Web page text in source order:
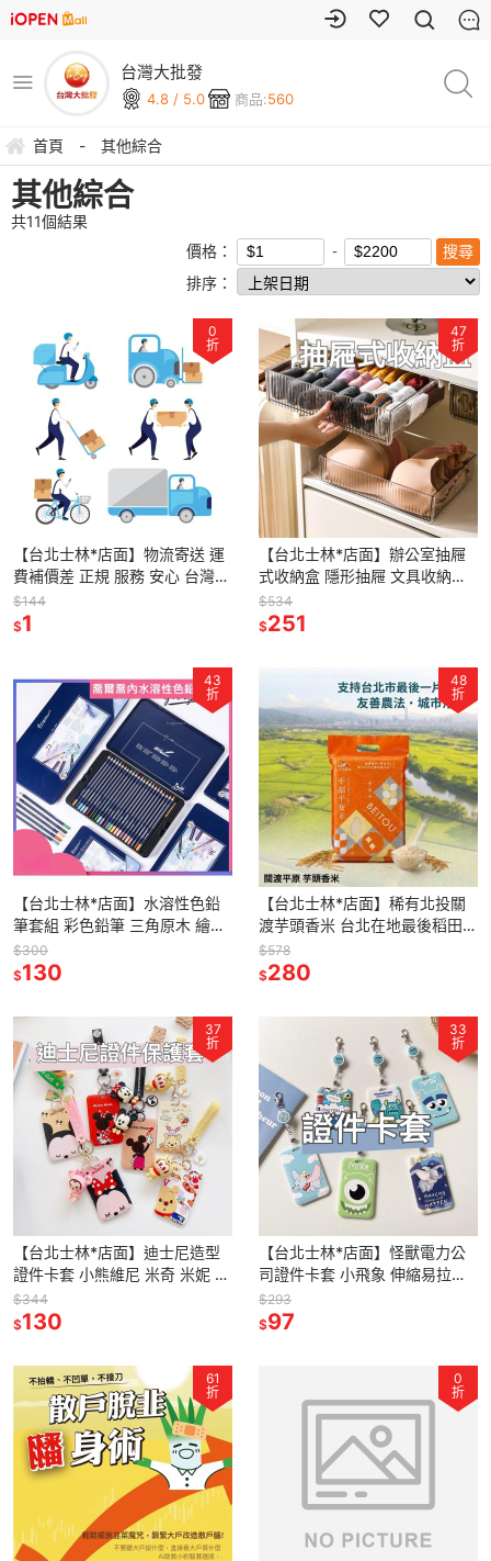
台灣大批發
4.8 / 5.0 商品:560
首頁 - 其他綜合
其他綜合
共11個結果
價格：
排序：
0
折
【台北士林*店面】物流寄送 運
費補價差 正規 服務 安心 台灣本
島宅配與超商寄送 送禮
$144
$1
47
折
【台北士林*店面】辦公室抽屜
式收納盒 隱形抽屜 文具收納盒
辦公室桌文具收納櫃 黏貼式抽屜
送禮
$534
$251
43
折
【台北士林*店面】水溶性色鉛
筆套組 彩色鉛筆 三角原木 繪畫
水溶性 送禮
$300
$130
48
折
【台北士林*店面】稀有北投關
渡芋頭香米 台北在地最後稻田
北投農會關渡米 幸福平安米 台
灣米 無農藥米 永續友善 送禮
$578
$280
37
折
【台北士林*店面】迪士尼造型
證件卡套 小熊維尼 米奇 米妮 卡
通造型證件套 悠遊卡保護套 送
禮
$344
$130
33
折
【台北士林*店面】怪獸電力公
司證件卡套 小飛象 伸縮易拉扣
學生證 門禁卡 悠遊卡 卡套 員工
證 送禮
$293
$97
61
折
0
折